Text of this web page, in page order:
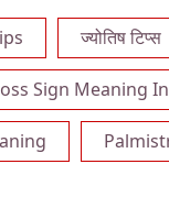
ज्योतिष टिप्स
Sign Meaning